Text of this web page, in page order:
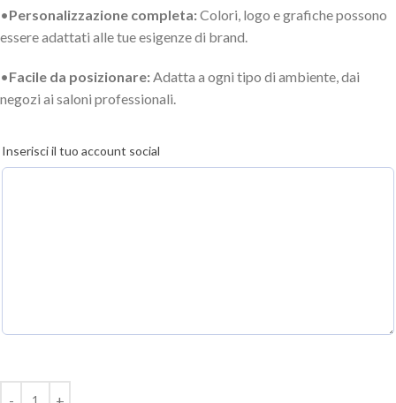
•Personalizzazione completa:Colori, logo e grafiche possono
essere adattati alle tue esigenze di brand.
•Facile da posizionare:Adatta a ogni tipo di ambiente, dai
negozi ai saloni professionali.
Inserisci il tuo account social